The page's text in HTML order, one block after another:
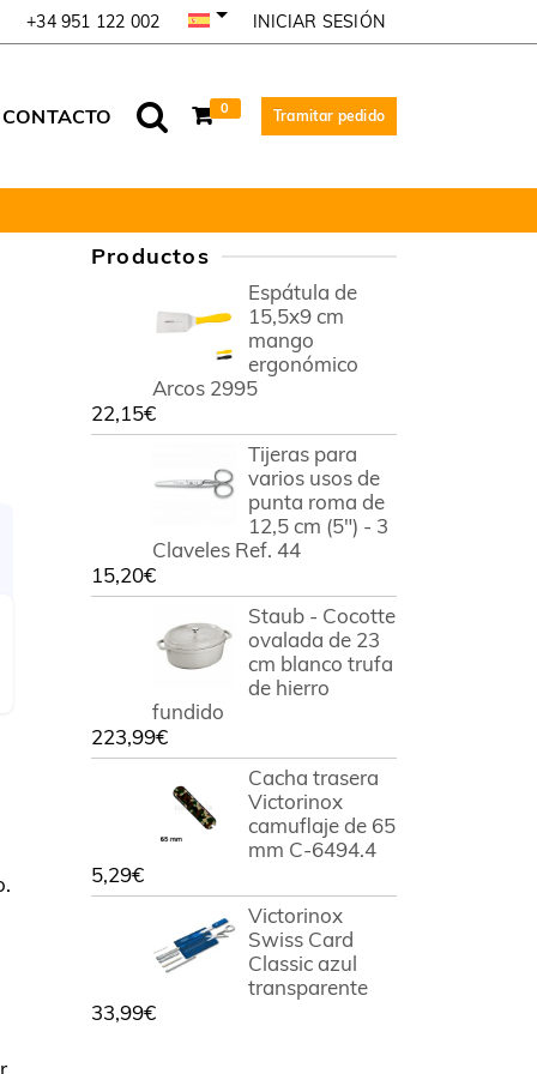
+34 951 122 002 INICIAR SESIÓN
CONTACTO 0 Tramitar pedido
Productos
Espátula de
15,5x9 cm
mango
ergonómico
Arcos 2995
22,15€
Tijeras para
varios usos de
punta roma de
12,5 cm (5") - 3
Claveles Ref. 44
15,20€
Staub - Cocotte
ovalada de 23
cm blanco trufa
de hierro
fundido
223,99€
Cacha trasera
Victorinox
camuflaje de 65
mm C-6494.4
5,29€
Victorinox
Swiss Card
Classic azul
transparente
33,99€